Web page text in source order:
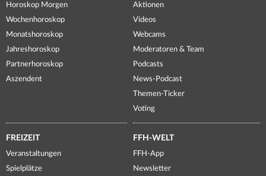
Horoskop Morgen
Wochenhoroskop
Monatshoroskop
Jahreshoroskop
Partnerhoroskop
Aszendent
Aktionen
Videos
Webcams
Moderatoren & Team
Podcasts
News-Podcast
Themen-Ticker
Voting
FREIZEIT
Veranstaltungen
Spielplätze
FFH-WELT
FFH-App
Newsletter